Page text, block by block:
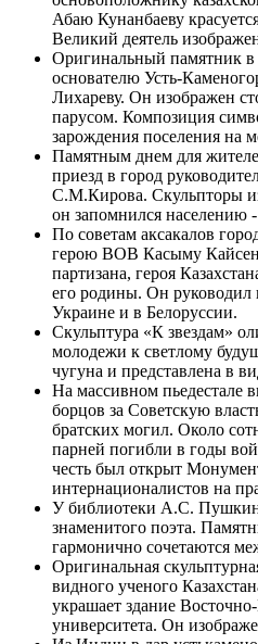
Абаю Кунанбаеву
Великий деятель
Оригинальный памятник в
основателю Усть-
Лихареву. Он изображен
парусом. Композиция
зарождения поселения на
Памятным днем для
приезд в город
С.М.Кирова. Скульпторы
он запомнился населению
По советам аксакалов
герою ВОВ Касыму
партизана, героя
его родины. Он
Украине и в Белоруссии.
Скульптура «К звездам»
молодежи к светлому
чугуна и представлена в
На массивном пьедестале
борцов за Советскую
братских могил. Около
парней погибли в годы
честь был открыт
интернационалистов на
У библиотеки А.С.
знаменитого поэта.
гармонично сочетаются
Оригинальная
видного ученого
украшает здание
университета. Он